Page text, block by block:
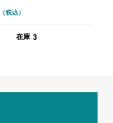
（税込）
在庫 3